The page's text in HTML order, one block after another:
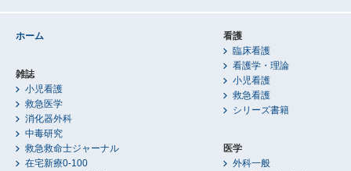
ホーム
雑誌
小児看護
救急医学
消化器外科
中毒研究
救急救命士ジャーナル
在宅新療0-100
看護
臨床看護
看護学・理論
小児看護
救急看護
シリーズ書籍
医学
外科一般